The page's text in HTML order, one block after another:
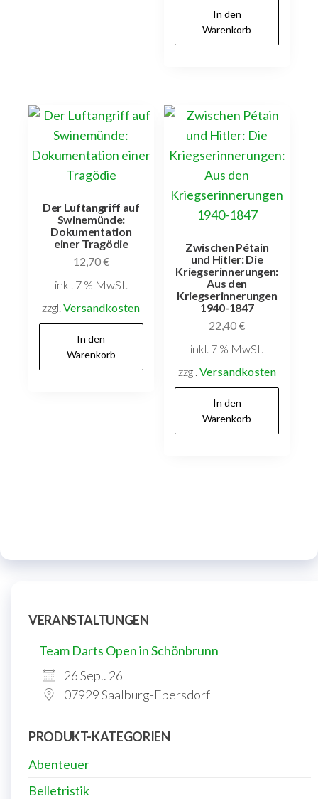
In den
Warenkorb
Der Luftangriff auf
Swinemünde:
Dokumentation
einer Tragödie
12,70€
inkl. 7 % MwSt.
zzgl.Versandkosten
In den
Warenkorb
Zwischen Pétain
und Hitler: Die
Kriegserinnerungen:
Aus den
Kriegserinnerungen
1940-1847
22,40€
inkl. 7 % MwSt.
zzgl. Versandkosten
In den
Warenkorb
VERANSTALTUNGEN
Team Darts Open in Schönbrunn
26 Sep.. 26
07929 Saalburg-Ebersdorf
PRODUKT-KATEGORIEN
Abenteuer
Belletristik